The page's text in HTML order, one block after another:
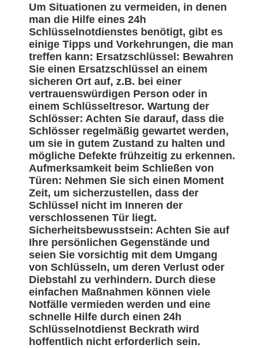
Um Situationen zu vermeiden, in denen
man die Hilfe eines 24h
Schlüsselnotdienstes benötigt, gibt es
einige Tipps und Vorkehrungen, die man
treffen kann: Ersatzschlüssel: Bewahren
Sie einen Ersatzschlüssel an einem
sicheren Ort auf, z.B. bei einer
vertrauenswürdigen Person oder in
einem Schlüsseltresor. Wartung der
Schlösser: Achten Sie darauf, dass die
Schlösser regelmäßig gewartet werden,
um sie in gutem Zustand zu halten und
mögliche Defekte frühzeitig zu erkennen.
Aufmerksamkeit beim Schließen von
Türen: Nehmen Sie sich einen Moment
Zeit, um sicherzustellen, dass der
Schlüssel nicht im Inneren der
verschlossenen Tür liegt.
Sicherheitsbewusstsein: Achten Sie auf
Ihre persönlichen Gegenstände und
seien Sie vorsichtig mit dem Umgang
von Schlüsseln, um deren Verlust oder
Diebstahl zu verhindern. Durch diese
einfachen Maßnahmen können viele
Notfälle vermieden werden und eine
schnelle Hilfe durch einen 24h
Schlüsselnotdienst Beckrath wird
hoffentlich nicht erforderlich sein.